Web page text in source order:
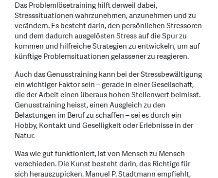
Das Problemlösetraining hilft derweil dabei,
Stresssituationen wahrzunehmen, anzunehmen und zu
verändern. Es besteht darin, den persönlichen Stressoren
und dem dadurch ausgelösten Stress auf die Spur zu
kommen und hilfreiche Strategien zu entwickeln, um auf
künftige Problemsituationen gelassener zu reagieren.
Auch das Genusstraining kann bei der Stressbewältigung
ein wichtiger Faktor sein – gerade in einer Gesellschaft,
die der Arbeit einen überaus hohen Stellenwert beimisst.
Genusstraining heisst, einen Ausgleich zu den
Belastungen im Beruf zu schaffen – sei es durch ein
Hobby, Kontakt und Geselligkeit oder Erlebnisse in der
Natur.
Was wie gut funktioniert, ist von Mensch zu Mensch
verschieden. Die Kunst besteht darin, das Richtige für
sich herauszupicken. Manuel P. Stadtmann empfiehlt,